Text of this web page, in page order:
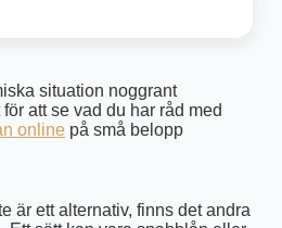
situation noggrant
att se vad du har råd med
onlinepå små belopp
är ett alternativ, finns det andra